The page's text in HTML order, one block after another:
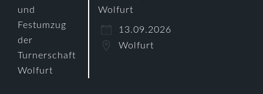
Wolfurt
13.09.2026
Wolfurt